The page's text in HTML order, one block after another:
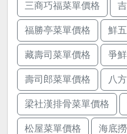
三商巧福菜單價格
福勝亭菜單價格 鮮
藏壽司菜單價格 爭
壽司郎菜單價格 八
梁社漢排骨菜單價格
松屋菜單價格 海底